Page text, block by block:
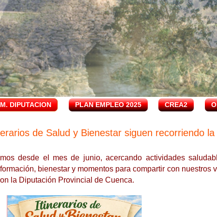
DIPUTACION PLAN EMPLEO 2025 CREA2
de Salud y Bienestar siguen recorriendo
desde el mes de junio, acercando actividades
bienestar y momentos para compartir con nuestros
la Diputación Provincial de Cuenca.